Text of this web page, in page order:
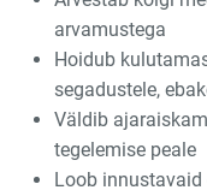
arvamustega
Hoidub
segadustele,
Väldib
tegelemise peale
Loob